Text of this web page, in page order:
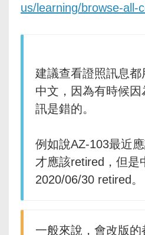
us/learning/browse-all-
建議查看證照訊息都
中文，因為有時候
訊是錯的。
例如說AZ-103最近
才應該retired，但是
2020/06/30 retired。
一般來說，會改版